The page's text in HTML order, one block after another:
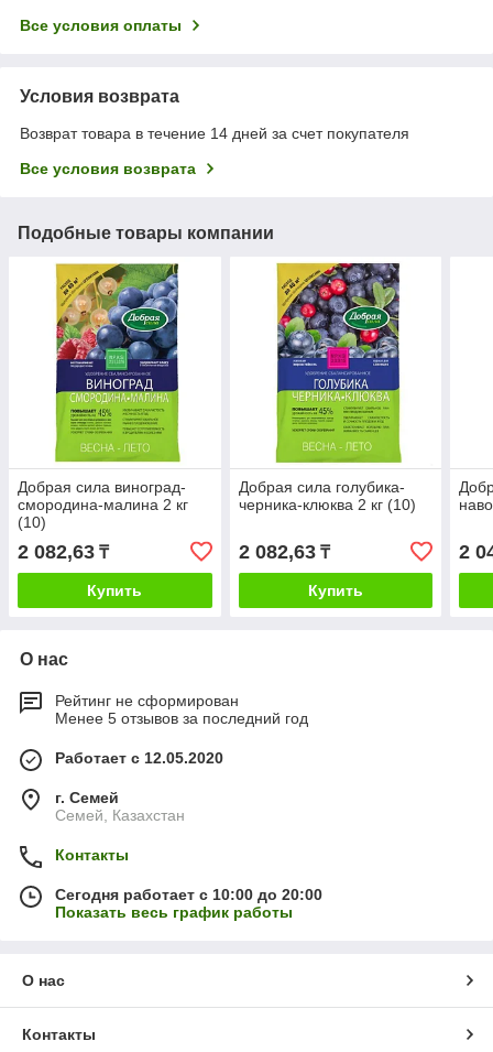
Все условия оплаты
Условия возврата
Возврат товара в течение 14 дней за счет покупателя
Все условия возврата
Подобные товары компании
Добрая сила виноград-
смородина-малина 2 кг
(10)
2 082,63 ₸
Купить
Добрая сила голубика-
черника-клюква 2 кг (10)
2 082,63₸
Купить
2
О нас
Рейтинг не сформирован
Менее 5 отзывов за последний год
Работает с 12.05.2020
г. Семей
Семей, Казахстан
Контакты
Сегодня работает с 10:00 до 20:00
Показать весь график работы
О нас
Контакты